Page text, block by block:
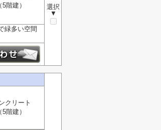
選択
▼
階建）
緑多い空間
クリート
階建）